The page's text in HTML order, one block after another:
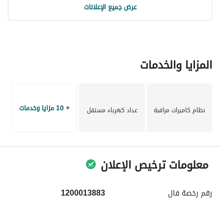
عرض جميع الإعلانات
المزايا والخدمات
نظام كاميرات مراقبة عداد كهرباء مستقل + 10 مزايا وخدمات
معلومات ترخيص الإعلان
رقم رخصة فال
1200013883